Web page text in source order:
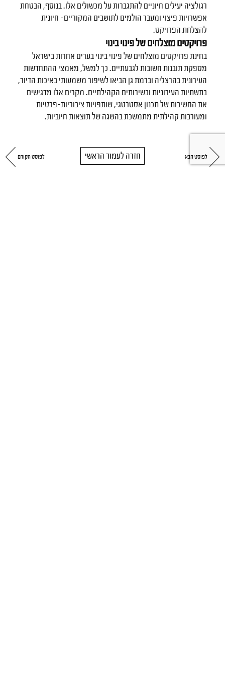
לפוסט הקודם לפוסט הבא
רגולציה יעילים חיוניים להתגברות על מכשולים אלו. בנוסף, הבטחת
אפשרויות פיצוי ומעבר הולמים לתושבים המקוריים- חיונית
להצלחת הפרויקט.
פרויקטים מוצלחים של פינוי בינוי
בחינת פרויקטים מוצלחים של פינוי בינוי בערים אחרות בישראל
מספקת תובנות חשובות לגבעתיים. כך למשל, מאמצי ההתחדשות
העירונית בהרצליה וברמת גן הביאו לשיפור משמעותי באיכות הדיור,
בתשתיות העירוניות ובשירותים הקהילתיים. מקרים אלו מדגישים
את החשיבות של תכנון אסטרטגי, שותפויות ציבוריות-פרטיות
ומעורבות קהילתית מתמשכת בהשגה של תוצאות חיוביות.
חזרה לעמוד הראשי